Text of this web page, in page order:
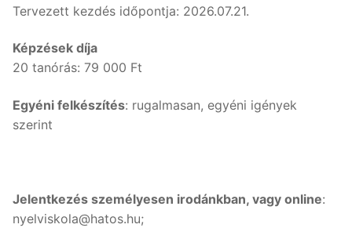
Tervezett kezdés időpontja: 2026.07.21.
Képzések díja
20 tanórás: 79 000 Ft
Egyéni felkészítés: rugalmasan, egyéni igények
szerint
Jelentkezés személyesen irodánkban, vagy online:
nyelviskola@hatos.hu;